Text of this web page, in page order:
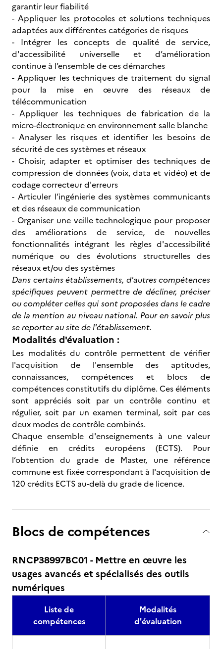
garantir leur fiabilité
- Appliquer les protocoles et solutions techniques
adaptées aux différentes catégories de risques
- Intégrer les concepts de qualité de service,
d'accessibilité universelle et d’amélioration
continue à l’ensemble de ces démarches
- Appliquer les techniques de traitement du signal
pour la mise en œuvre des réseaux de
télécommunication
- Appliquer les techniques de fabrication de la
micro-électronique en environnement salle blanche
- Analyser les risques et identifier les besoins de
sécurité de ces systèmes et réseaux
- Choisir, adapter et optimiser des techniques de
compression de données (voix, data et vidéo) et de
codage correcteur d'erreurs
- Articuler l’ingénierie des systèmes communicants
et des réseaux de communication
- Organiser une veille technologique pour proposer
des améliorations de service, de nouvelles
fonctionnalités intégrant les règles d'accessibilité
numérique ou des évolutions structurelles des
réseaux et/ou des systèmes
Dans certains établissements, d'autres compétences
spécifiques peuvent permettre de décliner, préciser
ou compléter celles qui sont proposées dans le cadre
de la mention au niveau national. Pour en savoir plus
se reporter au site de l'établissement.
Modalités d'évaluation :
Les modalités du contrôle permettent de vérifier
l'acquisition de l'ensemble des aptitudes,
connaissances, compétences et blocs de
compétences constitutifs du diplôme. Ces éléments
sont appréciés soit par un contrôle continu et
régulier, soit par un examen terminal, soit par ces
deux modes de contrôle combinés.
Chaque ensemble d'enseignements à une valeur
définie en crédits européens (ECTS). Pour
l’obtention du grade de Master, une référence
commune est fixée correspondant à l'acquisition de
120 crédits ECTS au-delà du grade de licence.
Blocs de compétences
RNCP38997BC01 - Mettre en œuvre les
usages avancés et spécialisés des outils
numériques
Liste de
compétences
Modalités
d'évaluation